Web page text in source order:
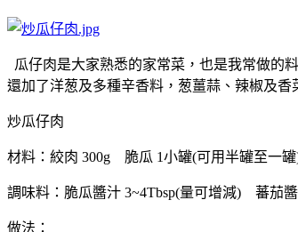
瓜仔肉是大家熟悉的家常菜，也是我常做的
還加了洋葱及多種辛香料，葱薑蒜、辣椒及
炒瓜仔肉
材料：絞肉 300g 脆瓜 1小罐(可用半罐至
調味料：脆瓜醬汁 3~4Tbsp(量可增減) 蕃茄醬
做法：